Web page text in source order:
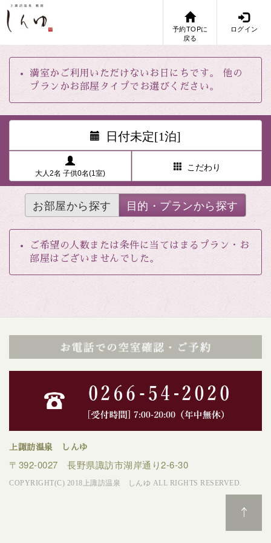
予約TOPに
戻る
ログイン
満室かご利用いただけないお日にちです。 他の
プランかお部屋タイプでお選びください。
日付未定[1泊]
大人2名 子供0名(1室)
こだわり
お部屋から探す 目的・プランから探す
ご希望の人数または条件に当てはまるプラン・お
部屋はございませんでした。
上諏訪温泉 しんゆ
〒392-0027 長野県諏訪市湖岸通り2-6-30
COPYRIGHT(C) 2018上諏訪温泉 しんゆ ALL RIGHTS RESERVED.